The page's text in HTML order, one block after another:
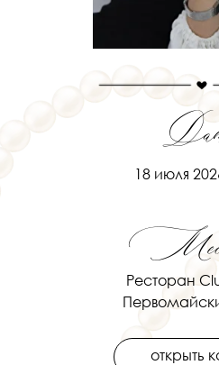
Ресторан
18 июля
открыть